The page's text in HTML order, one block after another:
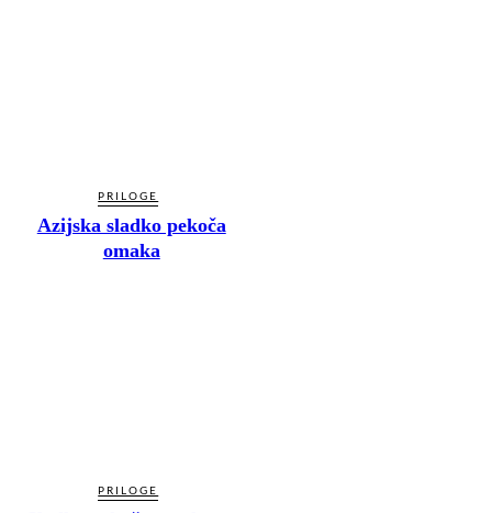
PRILOGE
Azijska sladko pekoča
omaka
PRILOGE